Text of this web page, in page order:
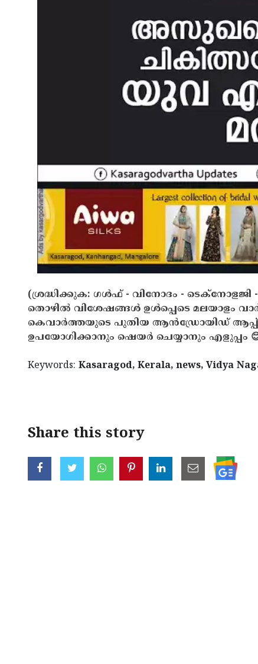
(ശ്രദ്ധിക്കുക: ഗൾഫ് - വിനോദം - ടെക്നോളജി -
തൊഴിൽ വിശേഷങ്ങൾ ഉൾപ്പെടെ മലയാളം
കെവാർത്തയുടെ പുതിയ ആൻഡ്രോയിഡ് ആപ്പ്
ഉപയോഗിക്കാനും ഷെയർ ചെയ്യാനും എളുപ്പം
Keywords: Kasaragod, Kerala, news, Vidya
Share this story